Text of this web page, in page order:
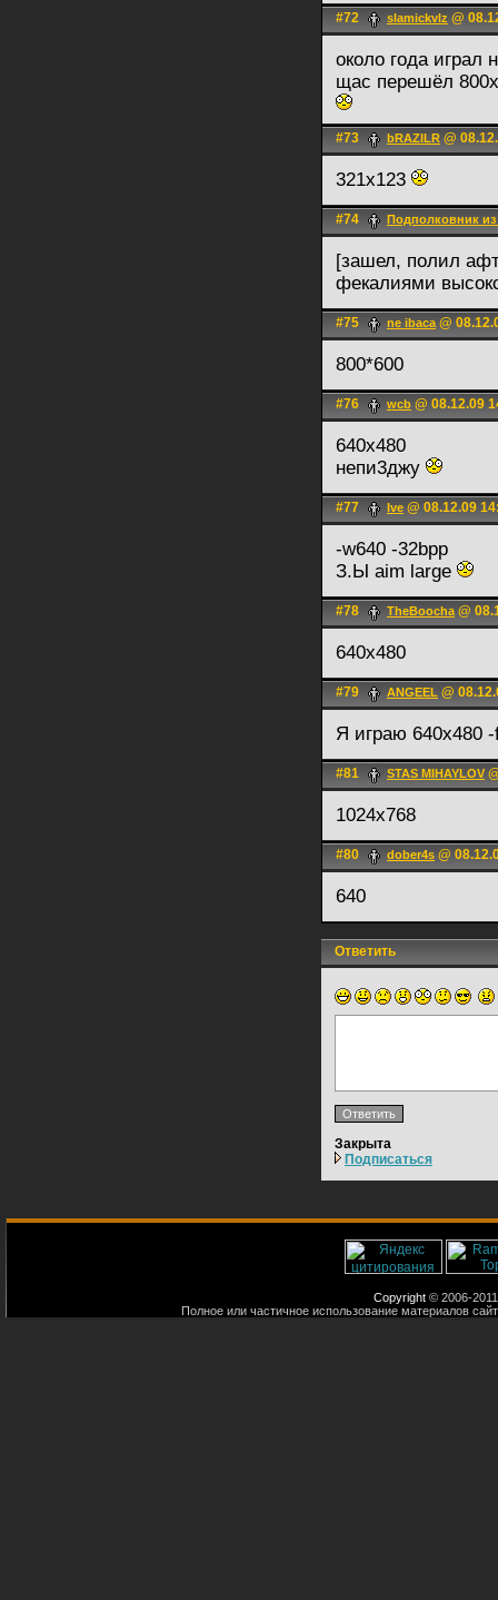
#72 slamickvlz @
около года играл
щас перешёл
#73 bRAZILR @
321х123
#74 Подполковник из
[зашел, полил
фекалиями
#75 ne ibaca@
800*600
#76 wcb @ 08.12.09
640x480
непи3джу
#77 Ive @ 08.12.09
-w640 -32bpp
З.Ы aim large
#78 TheBoocha@
640x480
#79 ANGEEL @
Я играю 640x480
#81 STAS MIHAYLOV
1024х768
#80 dober4s @
640
Ответить
Закрыта
Подписаться
Copyright © 2006-
Полное или частичное использование материалов